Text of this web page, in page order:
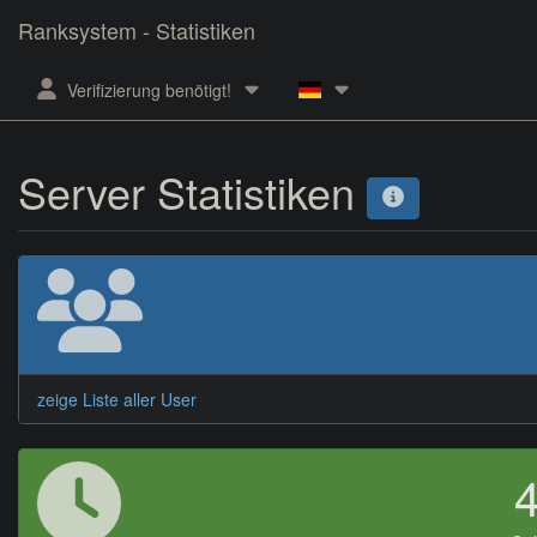
Ranksystem - Statistiken
Verifizierung benötigt!
Server Statistiken
zeige Liste aller User